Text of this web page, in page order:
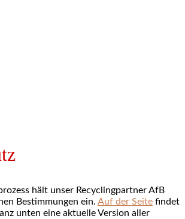
hält unser Recyclingpartner AfB
Bestimmungen ein. Auf der Seite findet
unten eine aktuelle Version aller